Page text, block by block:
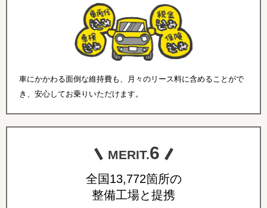
車にかかわる面倒な維持費も、月々のリース料に含めることがで
き、安心してお乗りいただけます。
MERIT.6
全国13,772箇所の
整備工場と提携